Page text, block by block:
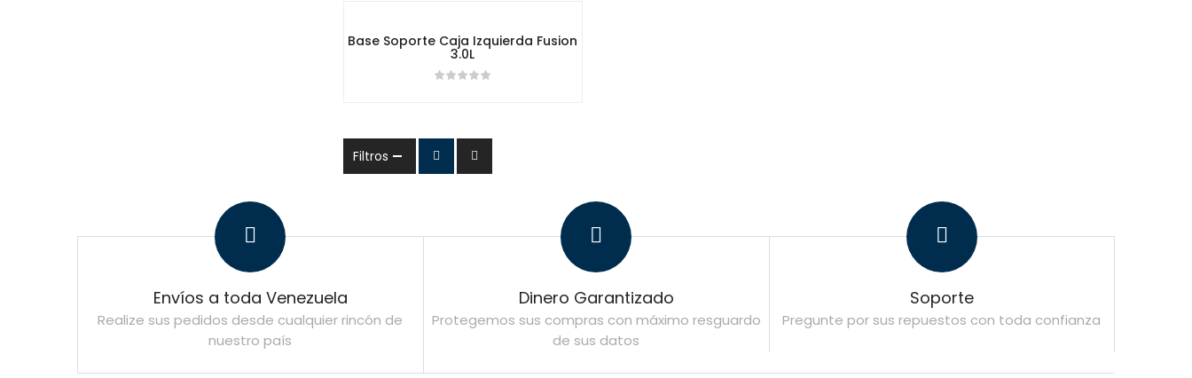
Base Soporte Caja Izquierda Fusion
3.0L
Filtros
Envíos a toda Venezuela
Realize sus pedidos desde cualquier rincón de
nuestro país
Dinero Garantizado
Protegemos sus compras con máximo resguardo
de sus datos
Soporte
Pregunte por sus repuestos con toda confianza